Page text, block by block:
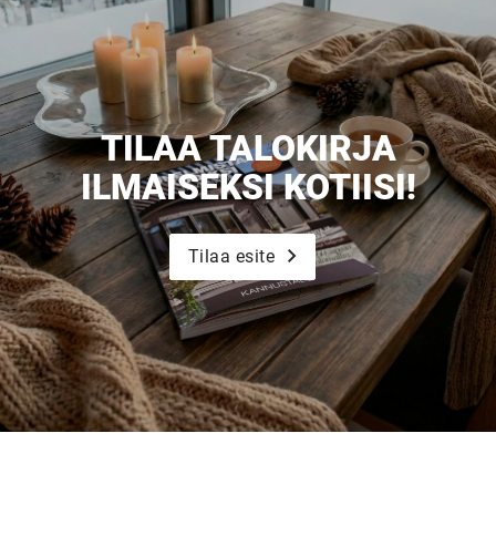
TILAA TALOKIRJA
ILMAISEKSI KOTIISI!
Tilaa esite